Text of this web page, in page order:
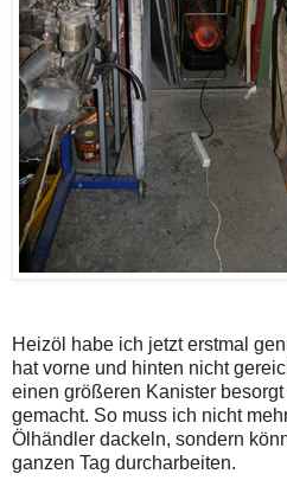
Heizöl habe ich jetzt erstmal
hat vorne und hinten nicht
einen größeren Kanister besorgt
gemacht. So muss ich nicht
Ölhändler dackeln, sondern
ganzen Tag durcharbeiten.